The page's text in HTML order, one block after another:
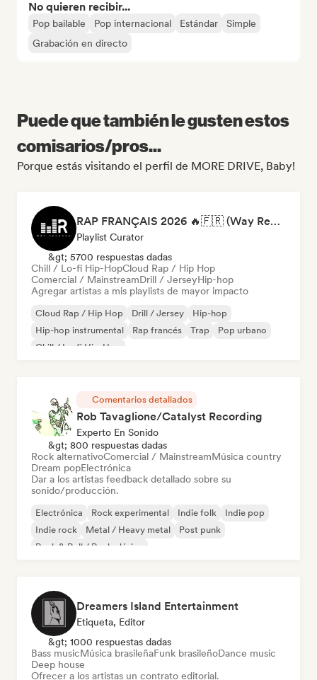
No quieren recibir...
Pop bailable Pop internacional Estándar
Simple
Grabación en directo
Puede que también le gusten estos
comisarios/pros...
Porque estás visitando el perfil de MORE DRIVE, Baby!
RAP FRANÇAIS 2026 🔥🇫🇷 (Way Records)
Playlist Curator
&gt; 5700 respuestas dadas
Chill / Lo-fi Hip-HopCloud Rap / Hip Hop
Comercial / MainstreamDrill / JerseyHip-hop
Agregar artistas a mis playlists de mayor impacto
Cloud Rap / Hip Hop Drill / Jersey
Hip-hop
Hip-hop instrumental
Rap francés Trap
Pop urbano
Chill / Lo-fi Hip-Hop
Comentarios detallados
Rob Tavaglione/Catalyst Recording
Experto En Sonido
&gt; 800 respuestas dadas
Rock alternativoComercial / MainstreamMúsica country
Dream popElectrónica
Dar a los artistas feedback detallado sobre su
sonido/producción.
Electrónica Rock experimental Indie folk
Indie pop
Indie rock
Metal / Heavy metal
Post punk
Rock & Roll / Rock clásico
Dreamers Island Entertainment
Etiqueta, Editor
&gt; 1000 respuestas dadas
Bass musicMúsica brasileñaFunk brasileñoDance music
Deep house
Ofrecer a los artistas un contrato editorial.